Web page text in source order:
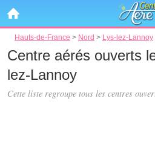
Hauts-de-France > Nord > Lys-lez-Lannoy
Centre aérés ouverts
lez-Lannoy
Cette liste regroupe tous les centres